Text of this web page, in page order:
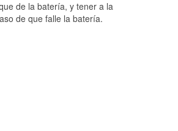
de la batería, y tener a la
de que falle la batería.